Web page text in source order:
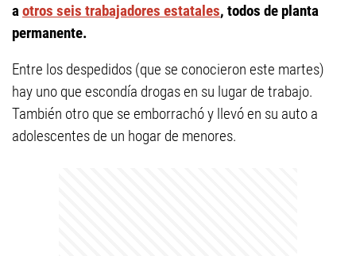
aotros seis trabajadores estatales, todos de planta
permanente.
Entre los despedidos (que se conocieron este martes)
hay uno que escondía drogas en su lugar de trabajo.
También otro que se emborrachó y llevó en su auto a
adolescentes de un hogar de menores.